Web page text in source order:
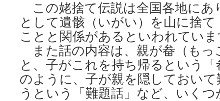
この姥捨て伝説は全国各地にあ
として遺骸（いがい）を山に捨
ことと関係があるといわれてい
また話の内容は、親が畚（もっ
と、子がこれを持ち帰るという
のように、子が親を隠しておい
うという「難題話」など、いく